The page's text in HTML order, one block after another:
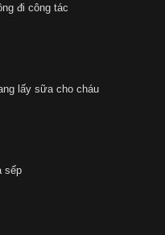
đi công tác
lấy sữa cho cháu
sếp